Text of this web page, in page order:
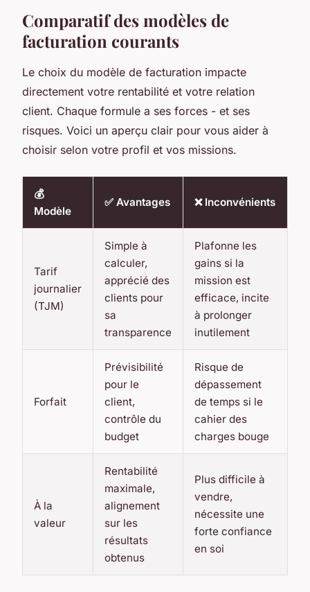
Comparatif des modèles de
facturation courants
Le choix du modèle de facturation impacte
directement votre rentabilité et votre relation
client. Chaque formule a ses forces - et ses
risques. Voici un aperçu clair pour vous aider à
choisir selon votre profil et vos missions.
💰
Modèle
✅ Avantages ❌ Inconvénients
Tarif
journalier
(TJM)
Simple à
calculer,
apprécié des
clients pour
sa
transparence
Plafonne les
gains si la
mission est
efficace, incite
à prolonger
inutilement
Forfait
Prévisibilité
pour le
client,
contrôle du
budget
Risque de
dépassement
de temps si le
cahier des
charges bouge
À la
valeur
Rentabilité
maximale,
alignement
sur les
résultats
obtenus
Plus difficile à
vendre,
nécessite une
forte confiance
en soi